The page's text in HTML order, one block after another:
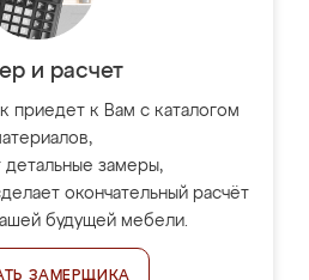
и расчет
приедет к Вам с каталогом
детальные замеры,
окончательный расчёт
будущей мебели.
ЗАМЕРЩИКА